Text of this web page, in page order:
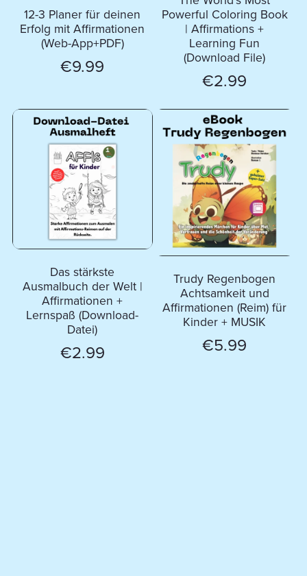
12-3 Planer für deinen
Erfolg mit Affirmationen
(Web-App+PDF)
€9.99
Powerful Coloring Book
| Affirmations +
Learning Fun
(Download File)
€2.99
Das stärkste
Ausmalbuch der Welt |
Affirmationen +
Lernspaß (Download-
Datei)
€2.99
Trudy Regenbogen
Achtsamkeit und
Affirmationen (Reim) für
Kinder + MUSIK
€5.99